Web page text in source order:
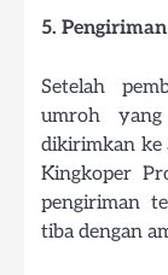
5. Pengiriman
Setelah
umroh yang
dikirimkan ke
Kingkoper
pengiriman
tiba dengan